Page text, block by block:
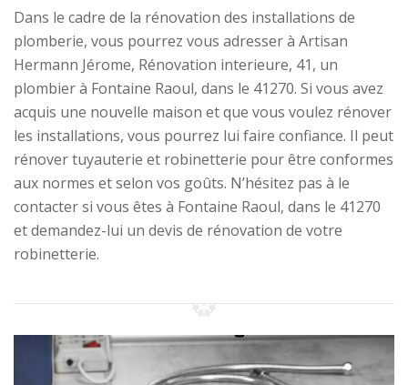
Dans le cadre de la rénovation des installations de
plomberie, vous pourrez vous adresser à Artisan
Hermann Jérome, Rénovation interieure, 41, un
plombier à Fontaine Raoul, dans le 41270. Si vous avez
acquis une nouvelle maison et que vous voulez rénover
les installations, vous pourrez lui faire confiance. Il peut
rénover tuyauterie et robinetterie pour être conformes
aux normes et selon vos goûts. N’hésitez pas à le
contacter si vous êtes à Fontaine Raoul, dans le 41270
et demandez-lui un devis de rénovation de votre
robinetterie.